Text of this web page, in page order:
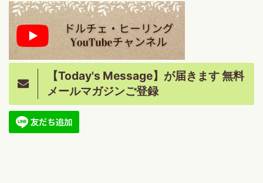
【Today's Message】が届きます 無料
メールマガジンご登録